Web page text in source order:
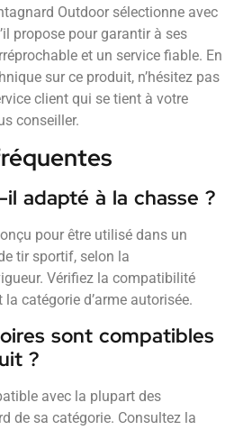
Outdoor sélectionne avec
propose pour garantir à ses
et un service fiable. En
sur ce produit, n’hésitez pas
client qui se tient à votre
conseiller.
adapté à la chasse ?
pour être utilisé dans un
tir sportif, selon la
Vérifiez la compatibilité
catégorie d’arme autorisée.
sont compatibles
?
avec la plupart des
de sa catégorie. Consultez la